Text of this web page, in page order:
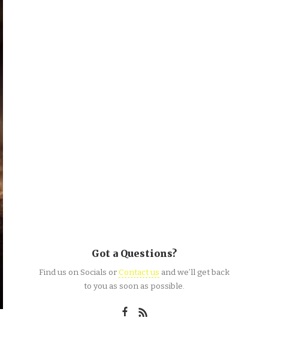
Got a Questions?
Find us on Socials orContact us and we’ll get back
to you as soon as possible.